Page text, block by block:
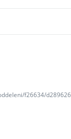
f26634/d289626